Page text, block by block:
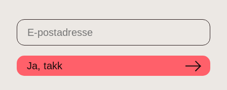
Ja, takk